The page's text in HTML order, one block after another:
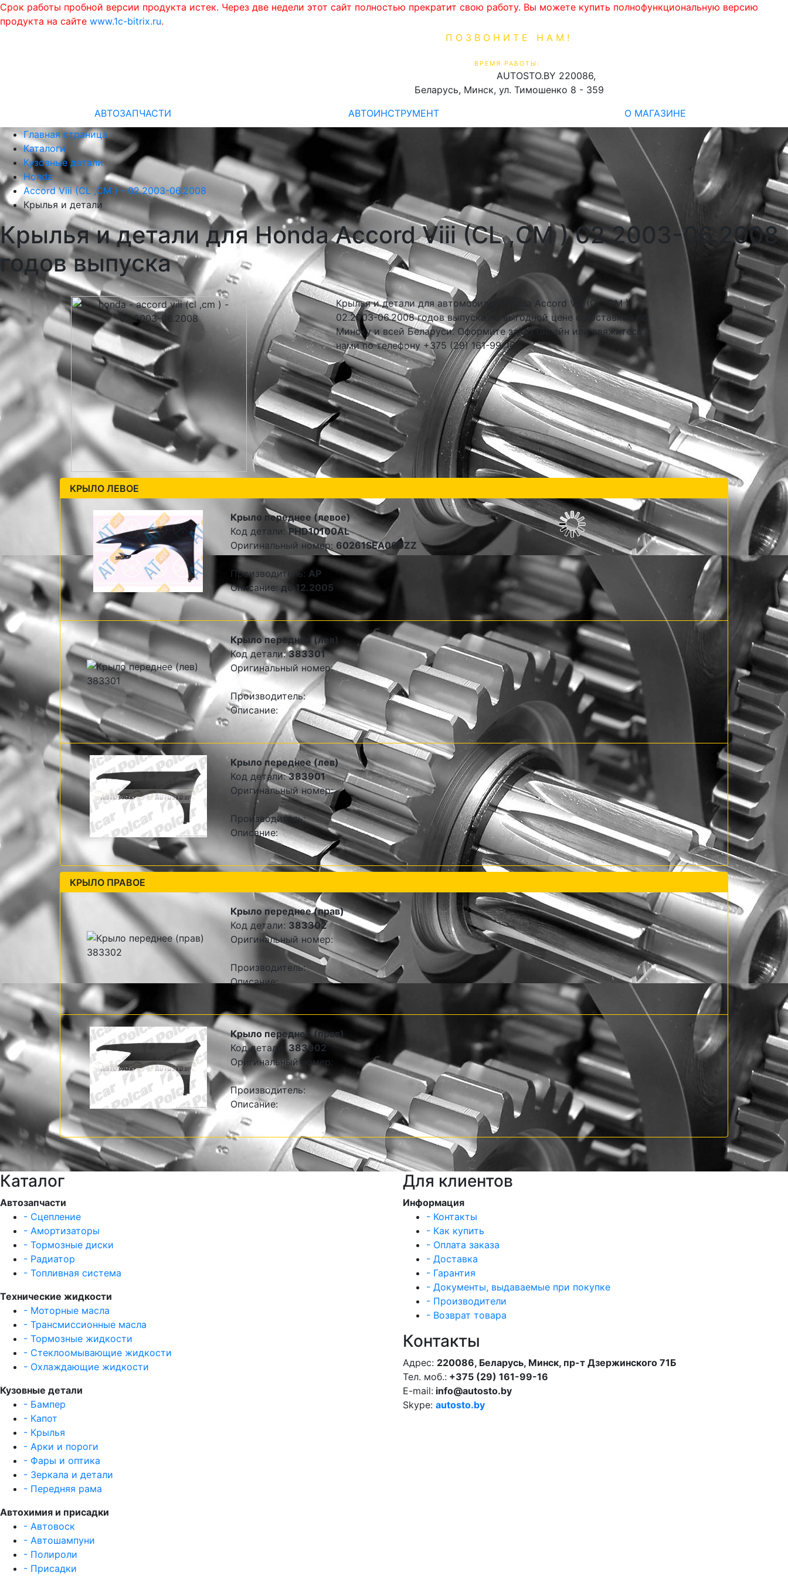
Срок работы пробной версии продукта истек. Через две недели этот сайт полностью прекратит свою работу. Вы можете купить полнофункциональную версию
продукта на сайте www.1c-bitrix.ru.
ПОЗВОНИТЕ НАМ!
ВРЕМЯ РАБОТЫ:
AUTOSTO.BY 220086,
Беларусь, Минск, ул. Тимошенко 8 - 359
АВТОЗАПЧАСТИ АВТОИНСТРУМЕНТ
О МАГАЗИНЕ
Главная страница
Каталоги
Кузовные детали
Honda
Accord Viii (CL ,CM ) - 02.2003-06.2008
Крылья и детали
Крылья и детали для Honda Accord Viii (CL ,CM ) 02.2003-06.2008
годов выпуска
Крылья и детали для автомобилей Honda Accord Viii (CL ,CM )
02.2003-06.2008 годов выпуска по выгодной цене с доставкой по
Минску и всей Беларуси. Оформите заказ онлайн или свяжитесь с
нами по телефону +375 (29) 161-99-16.
КРЫЛО ЛЕВОЕ
Крыло переднее (левое)
Код детали:PHD10100AL
Оригинальный номер: 60261SEA000ZZ
Производитель: AP
Описание: до 12.2005
Крыло переднее (лев)
Код детали:383301
Оригинальный номер:
Производитель:
Описание:
Крыло переднее (лев)
Код детали:383901
Оригинальный номер:
Производитель:
Описание:
КРЫЛО ПРАВОЕ
Крыло переднее (прав)
Код детали: 383302
Оригинальный номер:
Производитель:
Описание:
Крыло переднее (прав)
Код детали:383902
Оригинальный номер:
Производитель:
Описание:
Каталог
Автозапчасти
- Сцепление
- Амортизаторы
- Тормозные диски
- Радиатор
- Топливная система
Технические жидкости
- Моторные масла
- Трансмиссионные масла
- Тормозные жидкости
- Стеклоомывающие жидкости
- Охлаждающие жидкости
Кузовные детали
- Бампер
- Капот
- Крылья
- Арки и пороги
- Фары и оптика
- Зеркала и детали
- Передняя рама
Автохимия и присадки
- Автовоск
- Автошампуни
- Полироли
- Присадки
Для клиентов
Информация
- Контакты
- Как купить
- Оплата заказа
- Доставка
- Гарантия
- Документы, выдаваемые при покупке
- Производители
- Возврат товара
Контакты
Адрес: 220086, Беларусь, Минск, пр-т Дзержинского 71Б
Тел. моб.: +375 (29) 161-99-16
E-mail: info@autosto.by
Skype: autosto.by